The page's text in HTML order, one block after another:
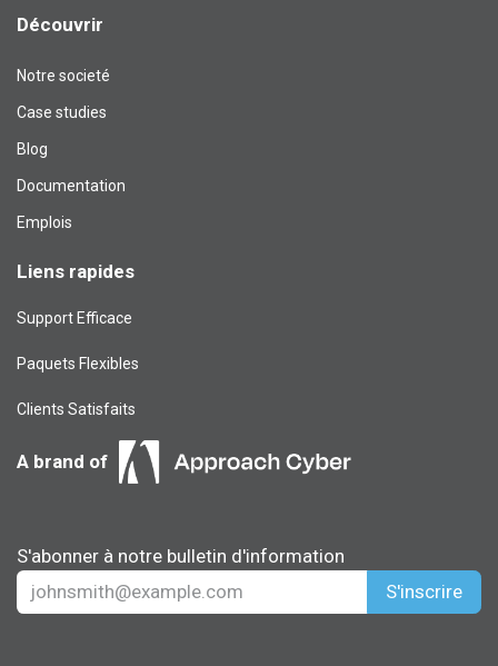
Découvrir
Notre societé
Case studies
Blog​
Documentation
Emplois
Liens rapides
Support Efficace
Paquets Flexibles
Clients Satisfaits
A brand of
S'abonner à notre bulletin d'information
S'inscrire